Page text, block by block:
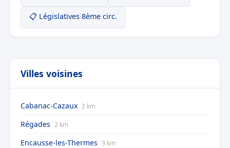
📋 Législatives 8ème circ.
Villes voisines
Cabanac-Cazaux 2 km
Régades 2 km
Encausse-les-Thermes 3 km